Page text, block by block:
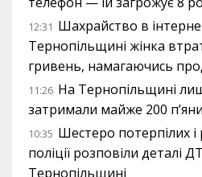
12:31 Шахрайство в
Тернопільщині жінка
гривень, намагаючись
11:26 На Тернопільщині
затримали майже 200
10:35 Шестеро потерпілих
поліції розповіли деталі
Тернопільщині